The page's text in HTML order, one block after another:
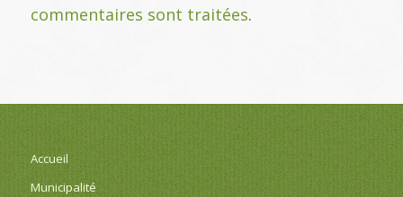
commentaires sont traitées.
Accueil
Municipalité